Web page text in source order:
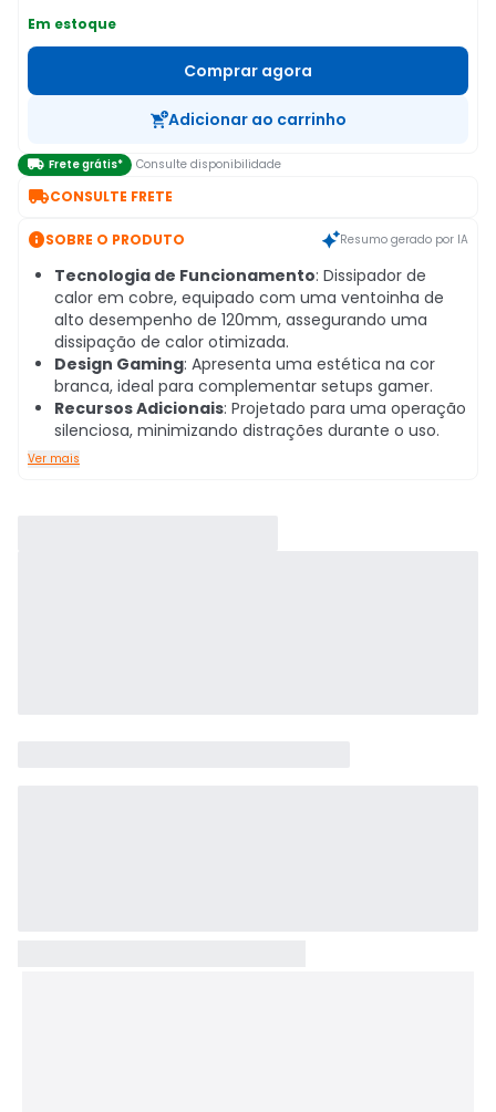
Em estoque
Comprar agora
Adicionar ao carrinho
 Frete grátis* Consulte disponibilidade
CONSULTE FRETE
SOBRE O PRODUTO Resumo gerado por IA
Tecnologia de Funcionamento: Dissipador de
calor em cobre, equipado com uma ventoinha de
alto desempenho de 120mm, assegurando uma
dissipação de calor otimizada.
Design Gaming: Apresenta uma estética na cor
branca, ideal para complementar setups gamer.
Recursos Adicionais: Projetado para uma operação
silenciosa, minimizando distrações durante o uso.
Ver mais